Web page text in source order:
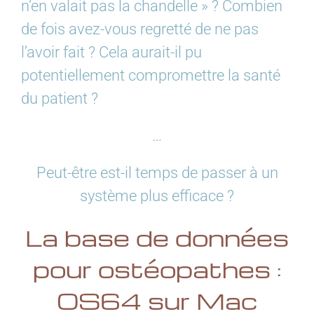
n’en valait pas la chandelle » ? Combien
de fois avez-vous regretté de ne pas
l’avoir fait ? Cela aurait-il pu
potentiellement compromettre la santé
du patient ?
…
Peut-être est-il temps de passer à un
système plus efficace ?
La base de données
pour ostéopathes :
OS64 sur Mac